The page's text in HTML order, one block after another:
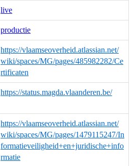
live
productie
https://vlaamseoverheid.atlassian.net/
wiki/spaces/MG/pages/485982282/Ce
rtificaten
https://status.magda.vlaanderen.be/
https://vlaamseoverheid.atlassian.net/
wiki/spaces/MG/pages/1479115247/In
formatieveiligheid+en+juridische+info
rmatie